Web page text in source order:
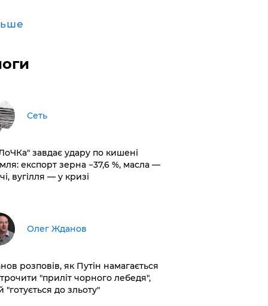
Сеть
завдає удару по кишені
експорт зерна −37,6 %, масла —
вугілля — у кризі
Олег Жданов
розповів, як Путін намагається
"приліт чорного лебедя",
"готується до зльоту"